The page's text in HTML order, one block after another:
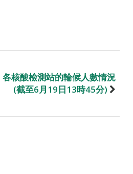
各核酸檢測站的輪候人數情況
(截至6月19日13時45分)